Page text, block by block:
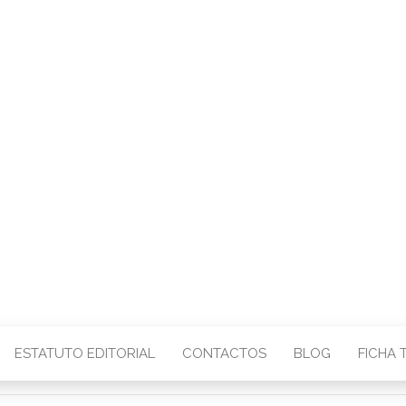
ESTATUTO EDITORIAL CONTACTOS BLOG FICHA